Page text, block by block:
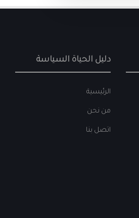
دليل الحياة السياسة
الرئيسية
من نحن
اتصل بنا